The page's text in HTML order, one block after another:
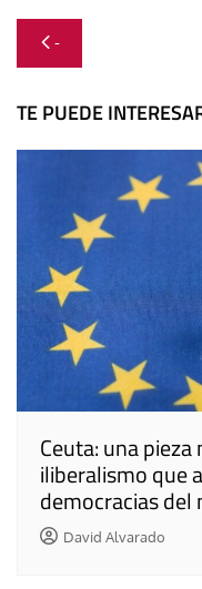
Navegación
de
entradas
-
TE PUEDE
Ceuta: una
iliberalismo que
democracias del
David Alvarado